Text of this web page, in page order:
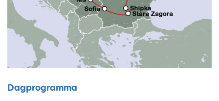
Dagprogramma